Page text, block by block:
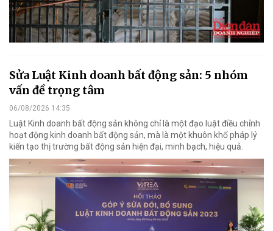
Sửa Luật Kinh doanh bất động sản: 5 nhóm
vấn đề trọng tâm
06/08/2026 14:35
Luật Kinh doanh bất động sản không chỉ là một đạo luật điều chỉnh
hoạt động kinh doanh bất động sản, mà là một khuôn khổ pháp lý
kiến tạo thị trường bất động sản hiện đại, minh bạch, hiệu quả.